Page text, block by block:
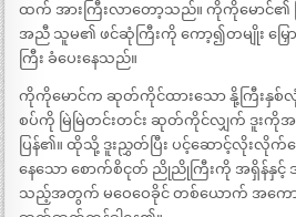
ထက် အားကြီးလာတော့သည်။ ကိုကိုမောင်၏ ပ
အညီ သူမ၏ ဖင်ဆုံကြီးကို ကော့၍တမျိုး မ
ကြီး ခံပေးနေသည်။
ကိုကိုမောင်က ဆုတ်ကိုင်ထားသော နို့ကြီးနှစ်လုံ
စပ်ကို မြဲမြဲတင်းတင်း ဆုတ်ကိုင်လျှက် ဒူးကိုအ
ပြန်၏။ ထိုသို့ ဒူးညွှတ်ပြီး ပင့်ဆောင့်လိုးလိုက်
နေသော စောက်စိငုတ် ညိုညိုကြီးကို အရှိန်နှင့်
သည့်အတွက် မဝေဝေခိုင် တစ်ယောက် အကော